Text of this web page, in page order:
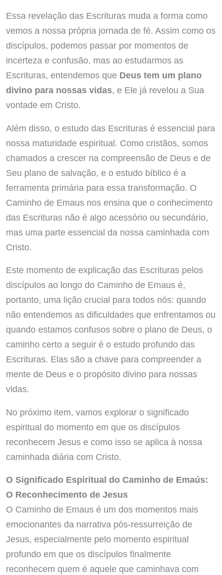
Essa revelação das Escrituras muda a forma como
vemos a nossa própria jornada de fé. Assim como os
discípulos, podemos passar por momentos de
incerteza e confusão, mas ao estudarmos as
Escrituras, entendemos que Deus tem um plano
divino para nossas vidas, e Ele já revelou a Sua
vontade em Cristo.
Além disso, o estudo das Escrituras é essencial para
nossa maturidade espiritual. Como cristãos, somos
chamados a crescer na compreensão de Deus e de
Seu plano de salvação, e o estudo bíblico é a
ferramenta primária para essa transformação. O
Caminho de Emaus nos ensina que o conhecimento
das Escrituras não é algo acessório ou secundário,
mas uma parte essencial da nossa caminhada com
Cristo.
Este momento de explicação das Escrituras pelos
discípulos ao longo do Caminho de Emaus é,
portanto, uma lição crucial para todos nós: quando
não entendemos as dificuldades que enfrentamos ou
quando estamos confusos sobre o plano de Deus, o
caminho certo a seguir é o estudo profundo das
Escrituras. Elas são a chave para compreender a
mente de Deus e o propósito divino para nossas
vidas.
No próximo item, vamos explorar o significado
espiritual do momento em que os discípulos
reconhecem Jesus e como isso se aplica à nossa
caminhada diária com Cristo.
O Significado Espiritual do Caminho de Emaús:
O Reconhecimento de Jesus
O Caminho de Emaus é um dos momentos mais
emocionantes da narrativa pós-ressurreição de
Jesus, especialmente pelo momento espiritual
profundo em que os discípulos finalmente
reconhecem quem é aquele que caminhava com